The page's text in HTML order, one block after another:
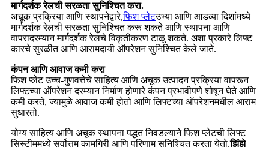
मार्गदर्शक रेलची सरळता सुनिश्चित करा.
अचूक प्रक्रिया आणि स्थापनेद्वारे,फिश प्लेटउभ्या आणि आडव्या दिशांमध्ये
मार्गदर्शक रेलची सरळता सुनिश्चित करू शकते आणि स्थापना आणि
वापरादरम्यान मार्गदर्शक रेलचे विकृतीकरण टाळू शकते. अशा प्रकारे लिफ्ट
कारचे सुरळीत आणि आरामदायी ऑपरेशन सुनिश्चित केले जाते.
कंपन आणि आवाज कमी करा
फिश प्लेट उच्च-गुणवत्तेचे साहित्य आणि अचूक उत्पादन प्रक्रिया वापरून
लिफ्टच्या ऑपरेशन दरम्यान निर्माण होणारे कंपन प्रभावीपणे शोषून घेते आणि
कमी करते, ज्यामुळे आवाज कमी होतो आणि लिफ्टच्या ऑपरेशनमधील आराम
सुधारतो.
योग्य साहित्य आणि अचूक स्थापना पद्धत निवडल्याने फिश प्लेटची लिफ्ट
सिस्टीममध्ये सर्वोत्तम कामगिरी आणि परिणाम सुनिश्चित करता येतो.झिंझे